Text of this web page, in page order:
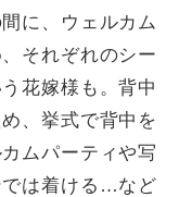
に、ウェルカム
それぞれのシー
花嫁様も。背中
、挙式で背中を
ムパーティや写
では着ける…など